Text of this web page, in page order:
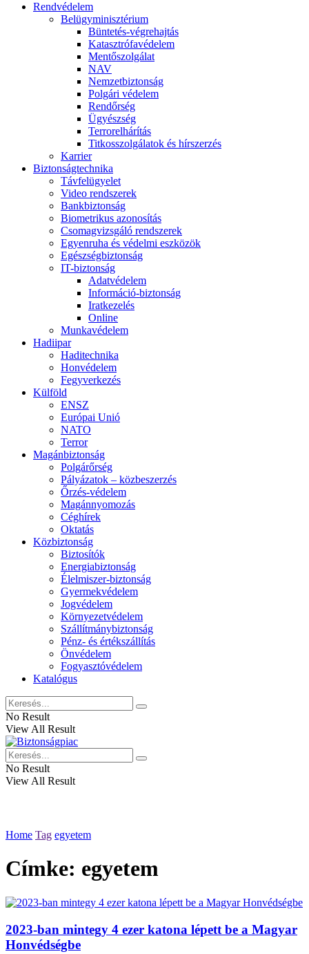
Rendvédelem
Belügyminisztérium
Büntetés-végrehajtás
Katasztrófavédelem
Mentőszolgálat
NAV
Nemzetbiztonság
Polgári védelem
Rendőrség
Ügyészség
Terrorelhárítás
Titkosszolgálatok és hírszerzés
Karrier
Biztonságtechnika
Távfelügyelet
Video rendszerek
Bankbiztonság
Biometrikus azonosítás
Csomagvizsgáló rendszerek
Egyenruha és védelmi eszközök
Egészségbiztonság
IT-biztonság
Adatvédelem
Információ-biztonság
Iratkezelés
Online
Munkavédelem
Hadiipar
Haditechnika
Honvédelem
Fegyverkezés
Külföld
ENSZ
Európai Unió
NATO
Terror
Magánbiztonság
Polgárőrség
Pályázatok – közbeszerzés
Őrzés-védelem
Magánnyomozás
Céghírek
Oktatás
Közbiztonság
Biztosítók
Energiabiztonság
Élelmiszer-biztonság
Gyermekvédelem
Jogvédelem
Környezetvédelem
Szállítmánybiztonság
Pénz- és értékszállítás
Önvédelem
Fogyasztóvédelem
Katalógus
No Result
View All Result
No Result
View All Result
Home Tag egyetem
Címke: egyetem
2023-ban mintegy 4 ezer katona lépett be a Magyar
Honvédségbe